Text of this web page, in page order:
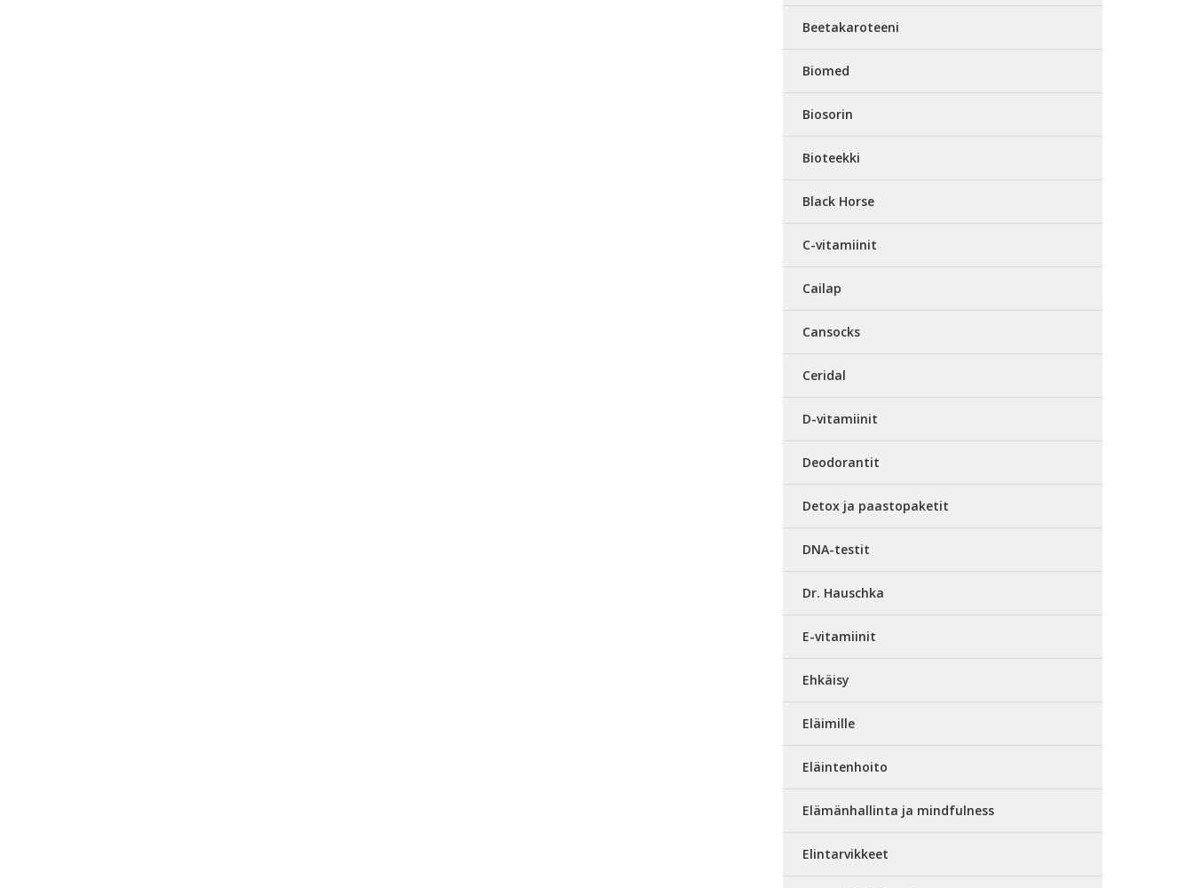
Beetakaroteeni
Biomed
Biosorin
Bioteekki
Black Horse
C-vitamiinit
Cailap
Cansocks
Ceridal
D-vitamiinit
Deodorantit
Detox ja paastopaketit
DNA-testit
Dr. Hauschka
E-vitamiinit
Ehkäisy
Eläimille
Eläintenhoito
Elämänhallinta ja mindfulness
Elintarvikkeet